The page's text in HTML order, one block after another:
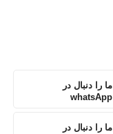
ما را دنبال در
whatsApp
ما را دنبال در